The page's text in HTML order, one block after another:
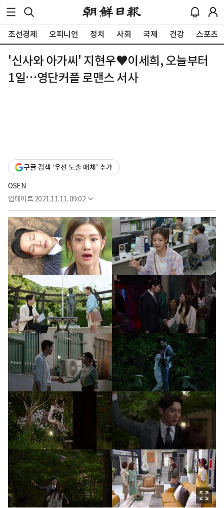
조선경제 오피니언 정치 사회 국제 건강 스포츠
'신사와 아가씨' 지현우♥이세희, 오늘부터
1일…영단커플 로맨스 서사
구글 검색 ‘우선 노출 매체’ 추가
OSEN
업데이트 2021.11.11. 09:02